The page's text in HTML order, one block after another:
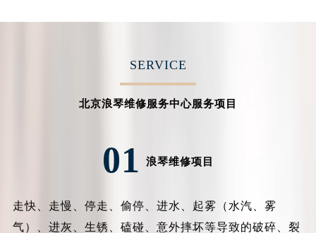
SERVICE
北京浪琴维修服务中心服务项目
01 浪琴维修项目
走快、走慢、停走、偷停、进水、起雾（水汽、雾
气）、进灰、生锈、磕碰、意外摔坏等导致的破碎、裂